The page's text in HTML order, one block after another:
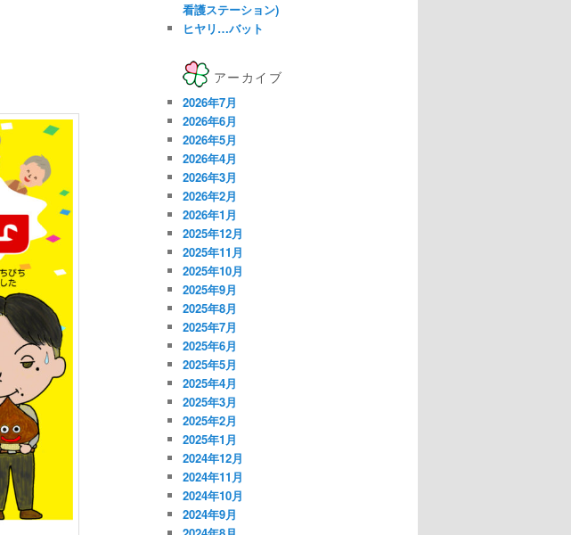
看護ステーション)
ヒヤリ…バット
アーカイブ
2026年7月
2026年6月
2026年5月
2026年4月
2026年3月
2026年2月
2026年1月
2025年12月
2025年11月
2025年10月
2025年9月
2025年8月
2025年7月
2025年6月
2025年5月
2025年4月
2025年3月
2025年2月
2025年1月
2024年12月
2024年11月
2024年10月
2024年9月